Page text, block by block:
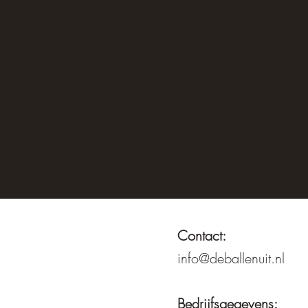
Contact:
info@deballenuit.nl
Bedrijfsgegevens: